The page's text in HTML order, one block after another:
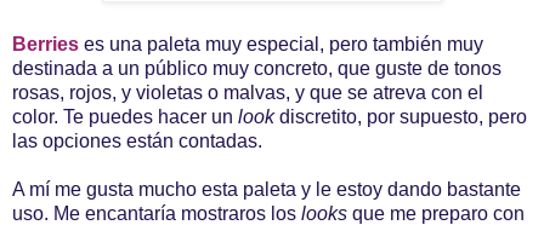
Berries es una paleta muy especial, pero también muy
destinada a un público muy concreto, que guste de tonos
rosas, rojos, y violetas o malvas, y que se atreva con el
color. Te puedes hacer un lookdiscretito, por supuesto, pero
las opciones están contadas.
A mí me gusta mucho esta paleta y le estoy dando bastante
uso. Me encantaría mostraros los looks que me preparo con